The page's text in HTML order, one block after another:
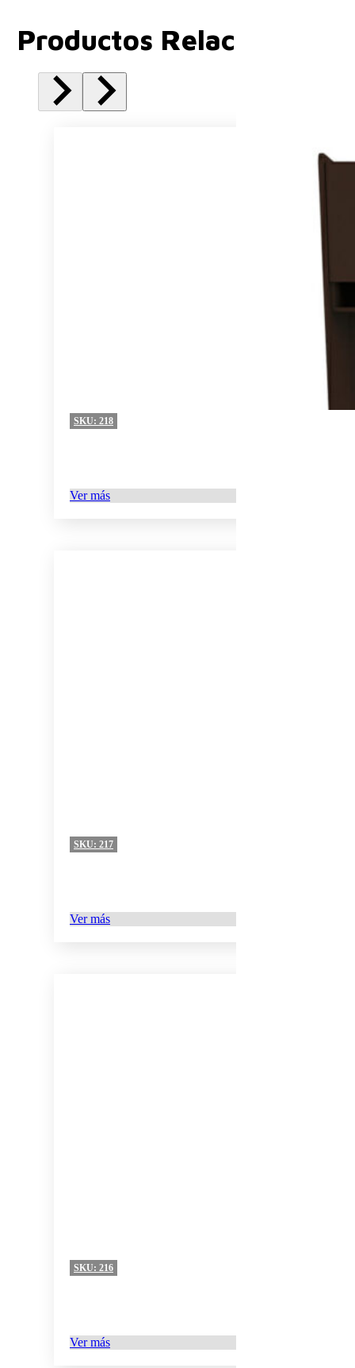
Productos Relacionados
SKU: 218
Ver más
SKU: 217
Ver más
SKU: 216
Ver más